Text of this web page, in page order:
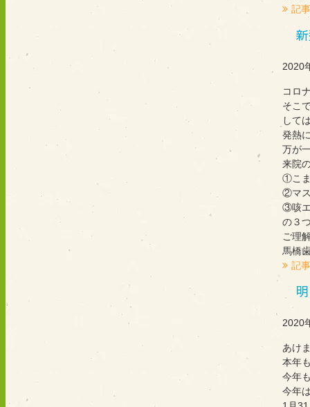
記
2020
コロ
そこ
して
発熱
万が
来院
①こ
②マ
③咳
の３
ご理
馬橋
記
2020
あけ
本年
今年
今年